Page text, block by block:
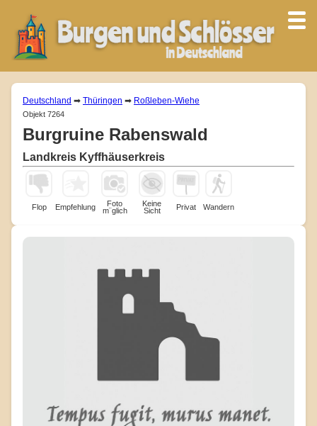
Deutschland ➡ Thüringen ➡ Roßleben-Wiehe
Objekt 7264
Burgruine Rabenswald
Landkreis Kyffhäuserkreis
Flop Empfehlung
Foto
m¨glich
Keine
Sicht
Privat Wandern